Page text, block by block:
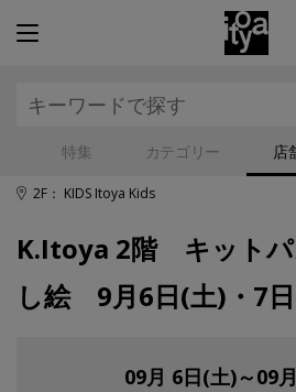
特集 カテゴリー 店
2F： KIDS Itoya Kids
K.Itoya 2階 キットパ
し絵 9月6日(土)・7
09月 6日(土)～09